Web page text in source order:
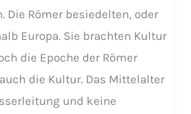
Die Römer besiedelten, oder
Europa. Sie brachten Kultur
die Epoche der Römer
die Kultur. Das Mittelalter
und keine